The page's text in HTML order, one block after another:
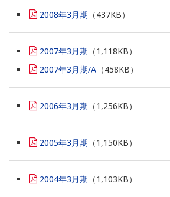
2008年3月期 （437KB）
2007年3月期 （1,118KB）
2007年3月期/A （458KB）
2006年3月期 （1,256KB）
2005年3月期 （1,150KB）
2004年3月期 （1,103KB）